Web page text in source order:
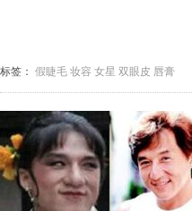
标签： 假睫毛 妆容 女星 双眼皮 唇膏